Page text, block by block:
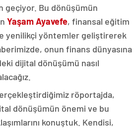
geçiyor. Bu dönüşümün
Yaşam Ayavefe, finansal eğitim
yenilikçi yöntemler geliştirerek
onun finans dünyasına
dijital dönüşümü nasıl
röportajda,
dönüşümün önemi ve bu
konuştuk. Kendisi,